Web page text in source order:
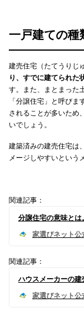
一戸建ての
建売住宅（たてうりじ
り、すでに建てられた
す。また、まとまった
「分譲住宅」と呼び
されることが多いため
いでしょう。
建築済みの建売住宅は
メージしやすいという
関連記事：
分譲住宅の意味と
関連記事：
ハウスメーカーの建